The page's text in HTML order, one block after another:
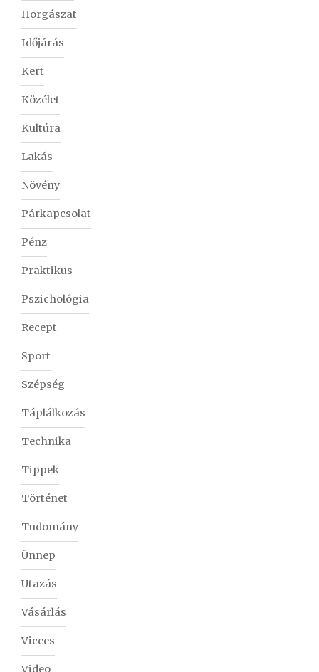
Horgászat
Időjárás
Kert
Közélet
Kultúra
Lakás
Növény
Párkapcsolat
Pénz
Praktikus
Pszichológia
Recept
Sport
Szépség
Táplálkozás
Technika
Tippek
Történet
Tudomány
Ünnep
Utazás
Vásárlás
Vicces
Video